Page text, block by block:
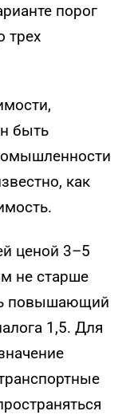
порог
трех
быть
как
ценой 3–5
не старше
повышающий
1,5. Для